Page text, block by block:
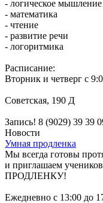
- логическое мышление
- математика
- чтение
- развитие речи
- логоритмика
Расписание:
Вторник и четверг с
Советская, 190 Д
Запись! 8 (9029) 39 39
Новости
Умная продленка
Мы всегда готовы
и приглашаем
ПРОДЛЕНКУ!
Ежедневно с 13:00 до